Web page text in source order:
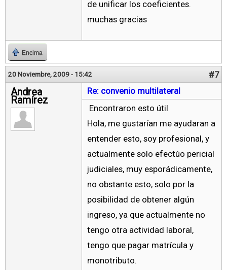
de unificar los coeficientes.
muchas gracias
Encima
20 Noviembre, 2009 - 15:42 #7
Andrea
Ramírez
Re: convenio multilateral
Encontraron esto útil
Hola, me gustarían me ayudaran a
entender esto, soy profesional, y
actualmente solo efectúo pericial
judiciales, muy esporádicamente,
no obstante esto, solo por la
posibilidad de obtener algún
ingreso, ya que actualmente no
tengo otra actividad laboral,
tengo que pagar matrícula y
monotributo.